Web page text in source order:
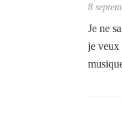
8
Je ne
je veux